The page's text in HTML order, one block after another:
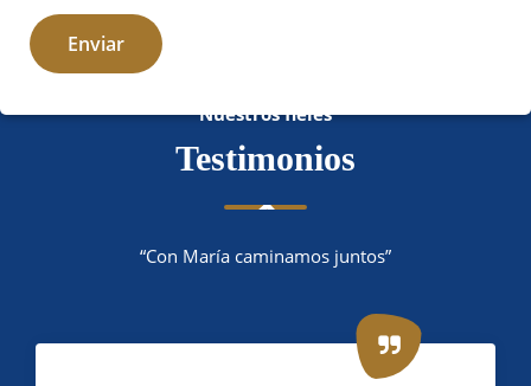
Nuestros fieles
Testimonios
“Con María caminamos juntos”